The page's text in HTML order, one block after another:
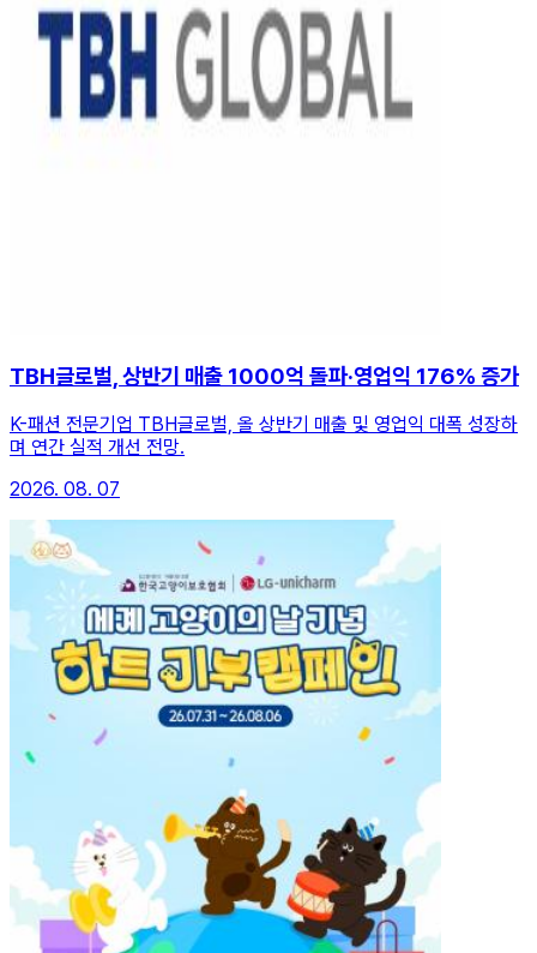
TBH글로벌, 상반기 매출 1000억 돌파·영업익 176% 증가
K-패션 전문기업 TBH글로벌, 올 상반기 매출 및 영업익 대폭 성장하
며 연간 실적 개선 전망.
2026. 08. 07